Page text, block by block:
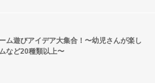
ム遊びアイデア大集合！〜幼児さんが楽し
など20種類以上〜